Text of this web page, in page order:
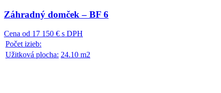
Záhradný domček – BF 6
Cena od 17 150 € s DPH
Počet izieb:
Užitková plocha: 24.10 m2